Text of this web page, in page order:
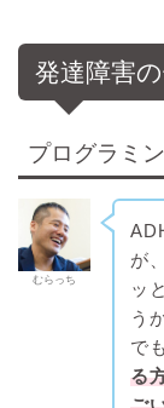
発達障害
プログラミ
むらっち
が
ッ
う
で
る